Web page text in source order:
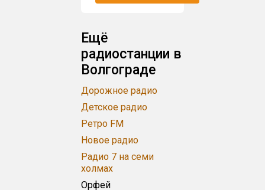
Ещё
радиостанции в
Волгограде
Дорожное радио
Детское радио
Ретро FM
Новое радио
Радио 7 на семи
холмах
Орфей